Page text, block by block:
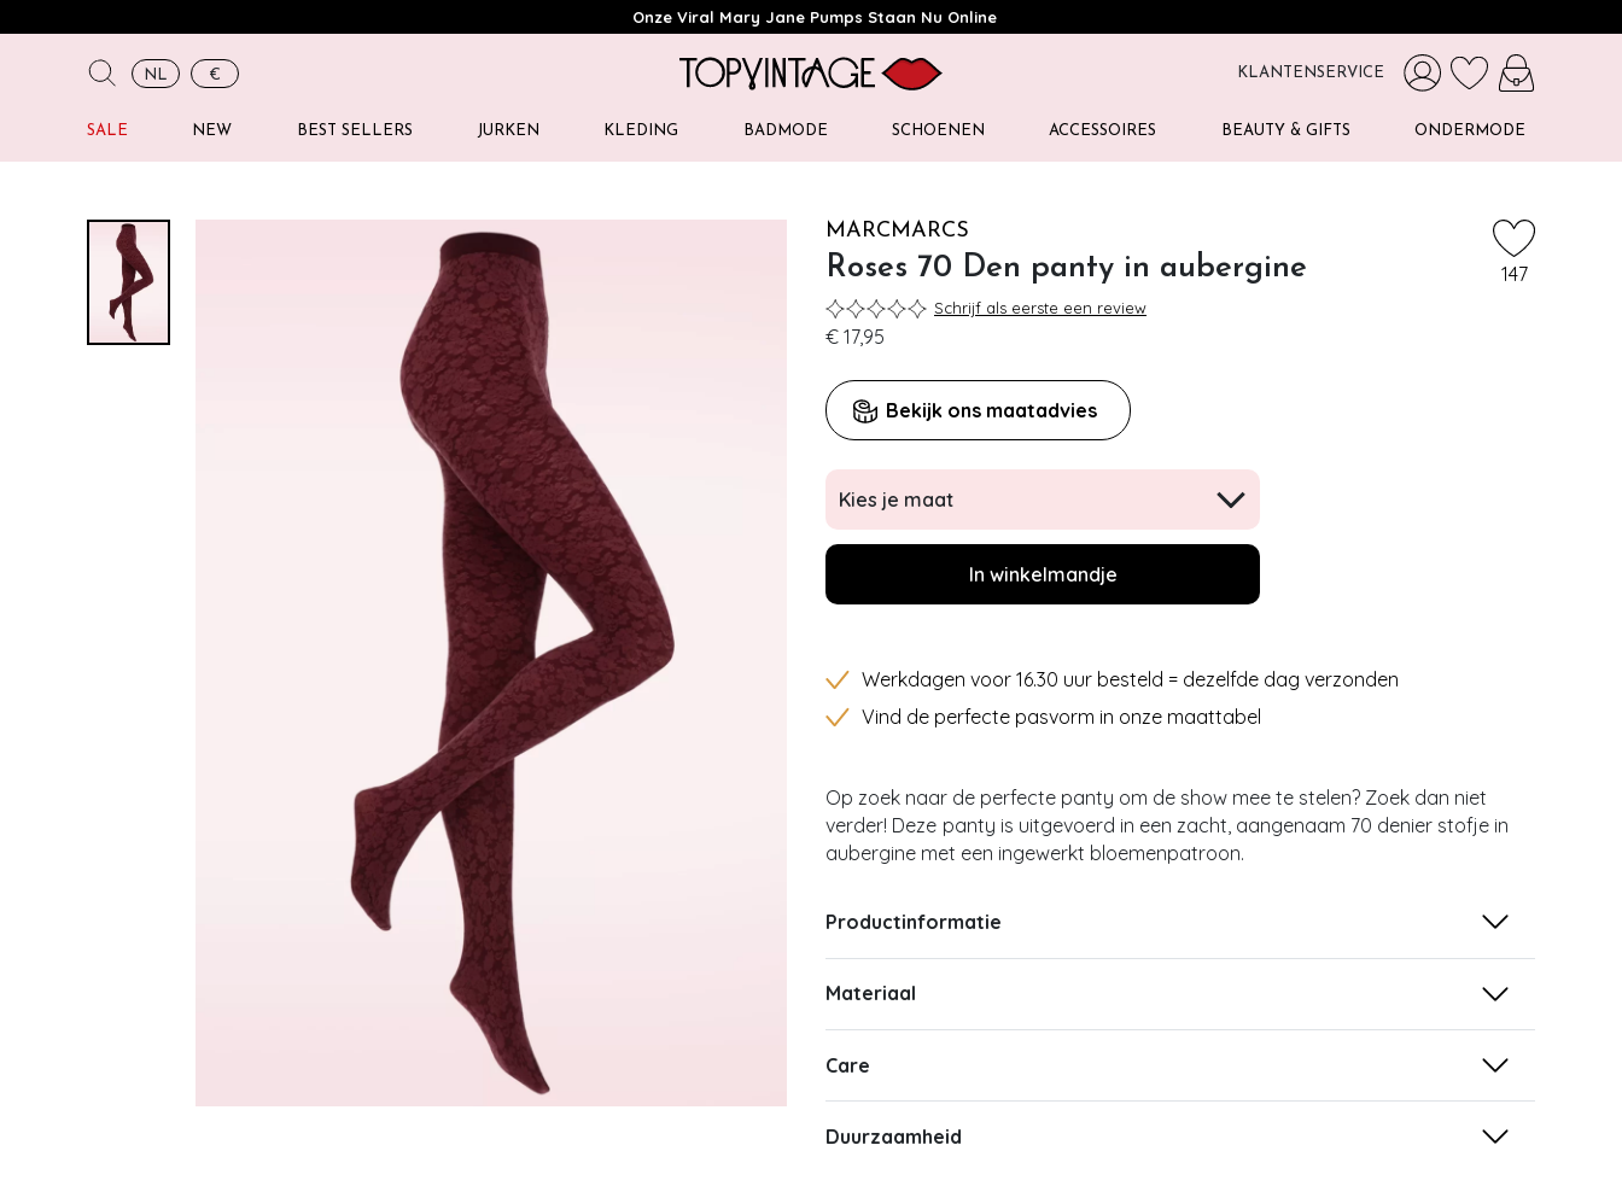
Onze Viral Mary Jane Pumps Staan Nu Online
NL € KLANTENSERVICE
SALE NEW BEST SELLERS JURKEN KLEDING BADMODE SCHOENEN ACCESSOIRES BEAUTY & GIFTS ONDERMODE
MARCMARCS
Roses 70 Den panty in aubergine 147
Schrijf als eerste een review
€ 17,95
Bekijk ons maatadvies
Kies je maat
In winkelmandje
Werkdagen voor 16.30 uur besteld = dezelfde dag verzonden
Vind de perfecte pasvorm in onze maattabel
Op zoek naar de perfecte panty om de show mee te stelen? Zoek dan niet
verder! Deze panty is uitgevoerd in een zacht, aangenaam 70 denier stofje in
aubergine met een ingewerkt bloemenpatroon.
Productinformatie
Materiaal
Care
Duurzaamheid